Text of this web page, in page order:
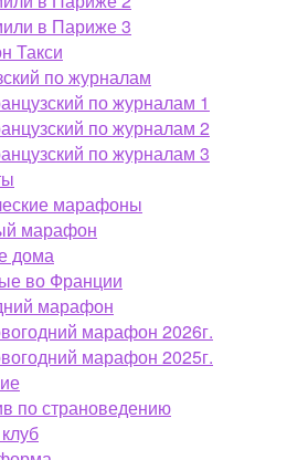
в Париже 3
Такси
по журналам
по журналам 1
по журналам 2
по журналам 3
марафоны
марафон
дома
во Франции
марафон
марафон 2026г.
марафон 2025г.
по страноведению